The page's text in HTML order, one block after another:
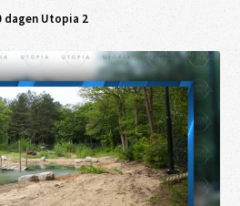
dagen Utopia 2